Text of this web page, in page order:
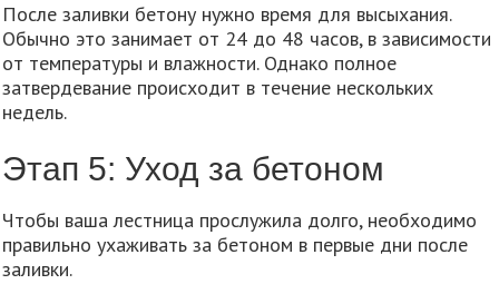
После заливки бетону нужно время для высыхания.
Обычно это занимает от 24 до 48 часов, в зависимости
от температуры и влажности. Однако полное
затвердевание происходит в течение нескольких
недель.
Этап 5: Уход за бетоном
Чтобы ваша лестница прослужила долго, необходимо
правильно ухаживать за бетоном в первые дни после
заливки.